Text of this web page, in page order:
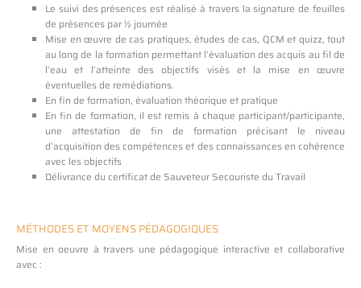
Le suivi des présences est réalisé à travers la signature de feuilles
de présences par ½ journée
Mise en œuvre de cas pratiques, études de cas, QCM et quizz, tout
au long de la formation permettant l’évaluation des acquis au fil de
l’eau et l’atteinte des objectifs visés et la mise en œuvre
éventuelles de remédiations.
En fin de formation, évaluation théorique et pratique
En fin de formation, il est remis à chaque participant/participante,
une attestation de fin de formation précisant le niveau
d’acquisition des compétences et des connaissances en cohérence
avec les objectifs
Délivrance du certificat de Sauveteur Secouriste du Travail
MÉTHODES ET MOYENS PÉDAGOGIQUES
Mise en oeuvre à travers une pédagogique interactive et collaborative
avec :